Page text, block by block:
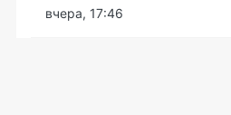
вчера, 17:46